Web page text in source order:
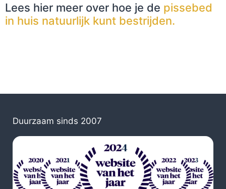
Lees hier meer over hoe je de pissebed
in huis natuurlijk kunt bestrijden.
Duurzaam sinds 2007